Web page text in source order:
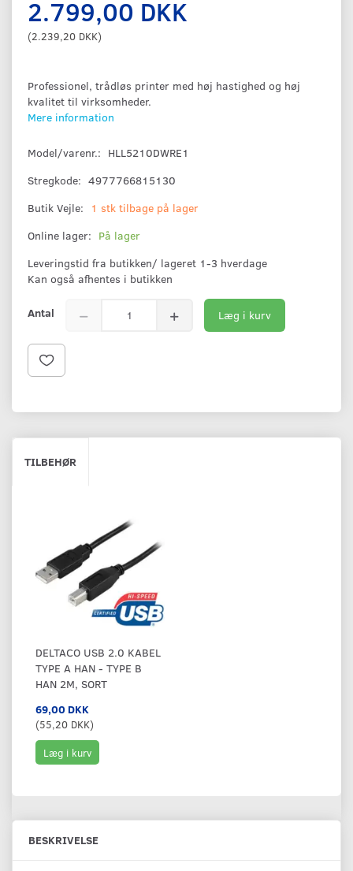
2.799,00 DKK
(2.239,20 DKK)
Professionel, trådløs printer med høj hastighed og høj
kvalitet til virksomheder.
Mere information
Model/varenr.: HLL5210DWRE1
Stregkode: 4977766815130
Butik Vejle:
1 stk tilbage på lager
Online lager: På lager
Leveringstid fra butikken/ lageret 1-3 hverdage
Kan også afhentes i butikken
Antal Læg i kurv
TILBEHØR
DELTACO USB 2.0 KABEL
TYPE A HAN - TYPE B
HAN 2M, SORT
69,00 DKK
(55,20 DKK)
Læg i kurv
BESKRIVELSE